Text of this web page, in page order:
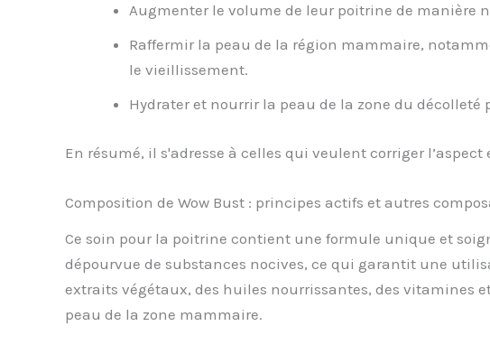
Augmenter le volume de leur poitrine de manière
Raffermir la peau de la région mammaire,
le vieillissement.
Hydrater et nourrir la peau de la zone du
En résumé, il s'adresse à celles qui veulent corriger
Composition de Wow Bust : principes actifs et autres
Ce soin pour la poitrine contient une formule unique et
dépourvue de substances nocives, ce qui garantit une
extraits végétaux, des huiles nourrissantes, des vitamines
peau de la zone mammaire.